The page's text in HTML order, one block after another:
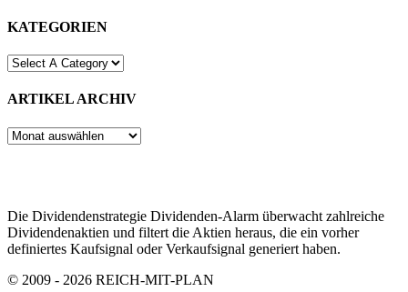
KATEGORIEN
ARTIKEL ARCHIV
ARTIKEL
Die Dividendenstrategie Dividenden-Alarm überwacht zahlreiche
Dividendenaktien und filtert die Aktien heraus, die ein vorher
definiertes Kaufsignal oder Verkaufsignal generiert haben.
© 2009 - 2026 REICH-MIT-PLAN